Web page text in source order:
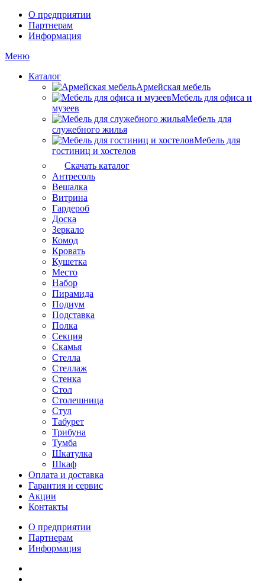
О предприятии
Партнерам
Информация
Меню
Каталог
Армейская мебель
Мебель для офиса и
музеев
Мебель для
служебного жилья
Мебель для
гостиниц и хостелов
Скачать каталог
Антресоль
Вешалка
Витрина
Гардероб
Доска
Зеркало
Комод
Кровать
Кушетка
Место
Набор
Пирамида
Подиум
Подставка
Полка
Секция
Скамья
Стелла
Стеллаж
Стенка
Стол
Столешница
Стул
Табурет
Трибуна
Тумба
Шкатулка
Шкаф
Оплата и доставка
Гарантия и сервис
Акции
Контакты
О предприятии
Партнерам
Информация